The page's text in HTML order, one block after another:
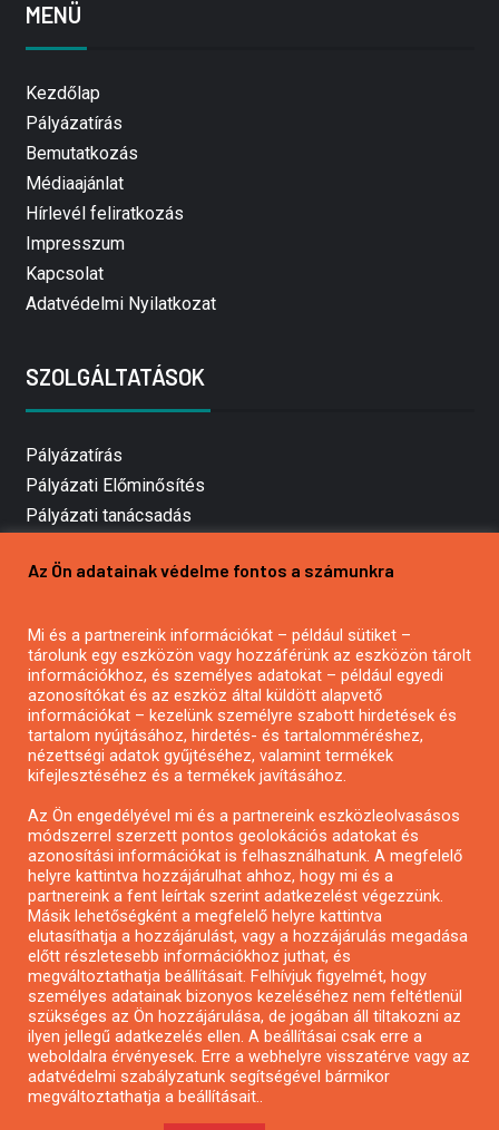
MENÜ
Kezdőlap
Pályázatírás
Bemutatkozás
Médiaajánlat
Hírlevél feliratkozás
Impresszum
Kapcsolat
Adatvédelmi Nyilatkozat
SZOLGÁLTATÁSOK
Pályázatírás
Pályázati Előminősítés
Pályázati tanácsadás
Mezőgazdasági pályázatírás
Pályázatírás civil szervezeteknek
Pályázatírás önkormányzatoknak
Pályázatfigyelés
Specifikus pályázatfigyelés vagy hírlevél
Pályázatok magánszemélyeknek
Pályázatok civil szervezeteknek
Pályázatok vállalkozásoknak
Önkormányzati pályázatok
Mezőgazdasági pályázatok
Falusi turizmus pályázatok
Napelem pályázatok
GINOP pályázatok
Az Ön adatainak védelme fontos a számunkra
Mi és a partnereink információkat – például sütiket –
tárolunk egy eszközön vagy hozzáférünk az eszközön tárolt
információkhoz, és személyes adatokat – például egyedi
azonosítókat és az eszköz által küldött alapvető
információkat – kezelünk személyre szabott hirdetések és
tartalom nyújtásához, hirdetés- és tartalomméréshez,
nézettségi adatok gyűjtéséhez, valamint termékek
kifejlesztéséhez és a termékek javításához.
Az Ön engedélyével mi és a partnereink eszközleolvasásos
módszerrel szerzett pontos geolokációs adatokat és
azonosítási információkat is felhasználhatunk. A megfelelő
helyre kattintva hozzájárulhat ahhoz, hogy mi és a
partnereink a fent leírtak szerint adatkezelést végezzünk.
Másik lehetőségként a megfelelő helyre kattintva
elutasíthatja a hozzájárulást, vagy a hozzájárulás megadása
előtt részletesebb információkhoz juthat, és
megváltoztathatja beállításait. Felhívjuk figyelmét, hogy
személyes adatainak bizonyos kezeléséhez nem feltétlenül
szükséges az Ön hozzájárulása, de jogában áll tiltakozni az
ilyen jellegű adatkezelés ellen. A beállításai csak erre a
weboldalra érvényesek. Erre a webhelyre visszatérve vagy az
adatvédelmi szabályzatunk segítségével bármikor
megváltoztathatja a beállításait..